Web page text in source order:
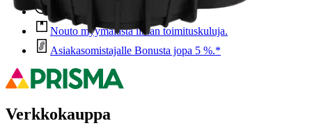
Nouto myymälästä ilman toimituskuluja.
Asiakasomistajalle Bonusta jopa 5 %.*
Verkkokauppa